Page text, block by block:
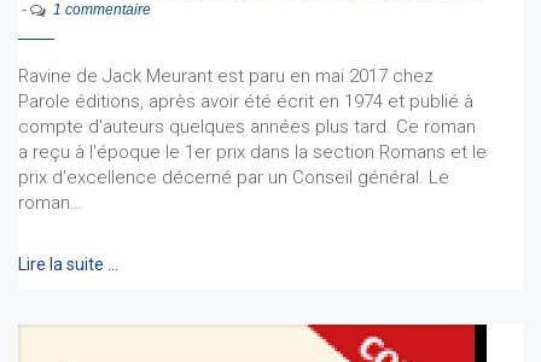
-
1 commentaire
Ravine de Jack Meurant est paru en mai 2017 chez
Parole éditions, après avoir été écrit en 1974 et publié à
compte d'auteurs quelques années plus tard. Ce roman
a reçu à l'époque le 1er prix dans la section Romans et le
prix d'excellence décerné par un Conseil général. Le
roman…
Lire la suite …